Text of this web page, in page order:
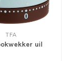
TFA
uil